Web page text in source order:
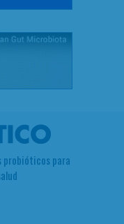
probióticos para